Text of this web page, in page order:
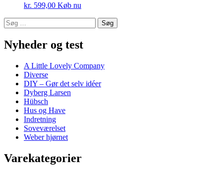
kr. 599,00 Køb nu
Søg
efter:
Nyheder og test
A Little Lovely Company
Diverse
DIY – Gør det selv idéer
Dyberg Larsen
Hübsch
Hus og Have
Indretning
Soveværelset
Weber hjørnet
Varekategorier